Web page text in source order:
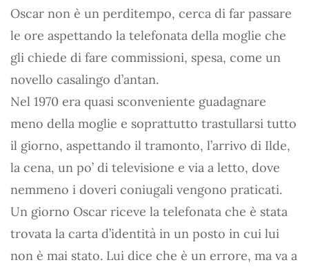
Oscar non è un perditempo, cerca di far passare
le ore aspettando la telefonata della moglie che
gli chiede di fare commissioni, spesa, come un
novello casalingo d’antan.
Nel 1970 era quasi sconveniente guadagnare
meno della moglie e soprattutto trastullarsi tutto
il giorno, aspettando il tramonto, l’arrivo di Ilde,
la cena, un po’ di televisione e via a letto, dove
nemmeno i doveri coniugali vengono praticati.
Un giorno Oscar riceve la telefonata che è stata
trovata la carta d’identità in un posto in cui lui
non è mai stato. Lui dice che è un errore, ma va a